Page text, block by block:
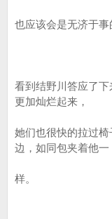
也应该会是无济于事
看到结野川答应了
更加灿烂起来，
她们也很快的拉过
边，如同包夹着他一
样。